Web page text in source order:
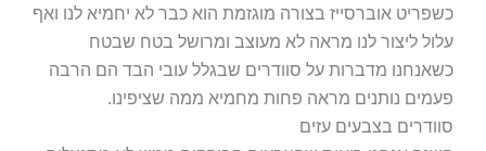
כשפריט אוברסייז בצורה מוגזמת הוא כבר לא יחמיא לנו ואף
עלול ליצור לנו מראה לא מעוצב ומרושל בטח שבטח
כשאנחנו מדברות על סוודרים שבגלל עובי הבד הם הרבה
פעמים נותנים מראה פחות מחמיא ממה שציפינו.
סוודרים בצבעים עזים